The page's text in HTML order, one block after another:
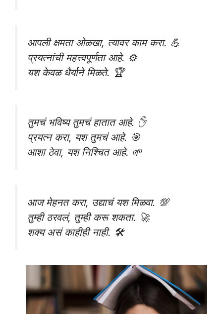
आपली क्षमता ओळखा, त्यावर काम करा. 💪
प्रयत्नांची महत्त्वपूर्णता आहे. ⚙️
यश केवळ धैर्याने मिळते. 🏆
तुमचं भविष्य तुमचं हातात आहे. ✋
प्रयत्न करा, यश तुमचं आहे. 🎯
आशा ठेवा, यश निश्चित आहे. 🌱
आज मेहनत करा, उद्याचं यश मिळवा. 💯
तुम्ही ठरवलं, तुम्ही करू शकता. 🚀
शक्य असं काहीही नाही. 🛠️